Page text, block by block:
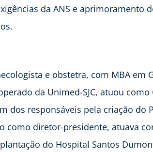
da ANS e aprimoramento
e obstetra, com MBA em
da Unimed-SJC, atuou
dos responsáveis pela criação do
como diretor-presidente, atuava
do Hospital Santos